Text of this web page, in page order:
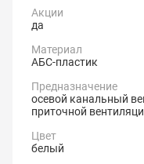
Акции
да
Материал
АБС-пластик
Предназначение
осевой канальный
приточной
Цвет
белый